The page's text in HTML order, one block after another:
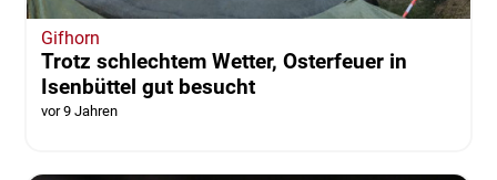
Gifhorn
Trotz schlechtem Wetter, Osterfeuer in
Isenbüttel gut besucht
vor 9 Jahren